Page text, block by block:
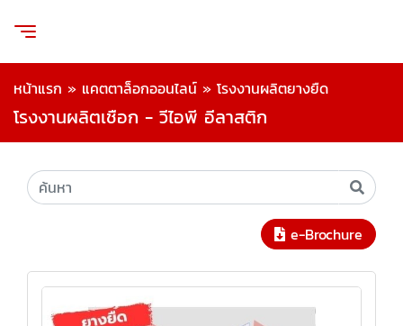
หน้าแรก » แคตตาล็อกออนไลน์ » โรงงานผลิตยางยืด
โรงงานผลิตเชือก - วีไอพี อีลาสติก
e-Brochure